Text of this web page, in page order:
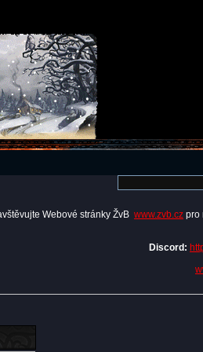
Webové stránky ŽvB www.zvb.cz pro
Discord: